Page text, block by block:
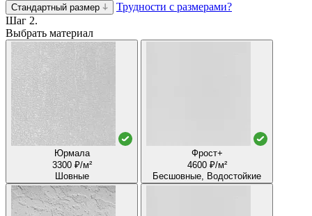
Стандартный размер
Трудности с размерами?
Шаг 2.
Выбрать материал
Юрмала
3300 ₽/м²
Шовные
Фрост+
4600 ₽/м²
Бесшовные, Водостойкие